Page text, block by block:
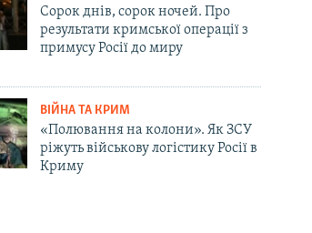
Сорок днів, сорок ночей. Про
результати кримської операції з
примусу Росії до миру
ВІЙНА ТА КРИМ
«Полювання на колони». Як ЗСУ
ріжуть військову логістику Росії в
Криму